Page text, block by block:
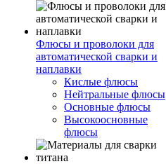
Флюсы и проволоки для
автоматической сварки и
наплавки
Кислые флюсы
Нейтральные флюсы
Основные флюсы
Высокоосновные
флюсы